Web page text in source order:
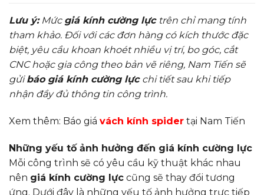
Lưu ý:Mức giá kính cường lực trên chỉ mang tính
tham khảo. Đối với các đơn hàng có kích thước đặc
biệt, yêu cầu khoan khoét nhiều vị trí, bo góc, cắt
CNC hoặc gia công theo bản vẽ riêng, Nam Tiến sẽ
gửibáo giá kính cường lực chi tiết sau khi tiếp
nhận đầy đủ thông tin công trình.
Xem thêm: Báo giá vách kính spider tại Nam Tiến
Những yếu tố ảnh hưởng đến giá kính cường lực
Mỗi công trình sẽ có yêu cầu kỹ thuật khác nhau
nên giá kính cường lực cũng sẽ thay đổi tương
ứng. Dưới đây là những yếu tố ảnh hưởng trực tiếp